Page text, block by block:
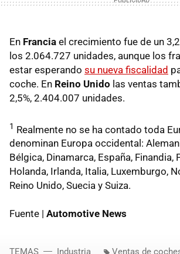
En Francia el crecimiento fue de un
los 2.064.727 unidades, aunque los
estar esperando su nueva fiscalidad
coche. En Reino Unido las ventas
2,5%, 2.404.007 unidades.
1 Realmente no se ha contado toda
denominan Europa occidental:
Bélgica, Dinamarca, España, Finandia,
Holanda, Irlanda, Italia, Luxemburgo,
Reino Unido, Suecia y Suiza.
Fuente | Automotive News
TEMAS Industria Ventas de